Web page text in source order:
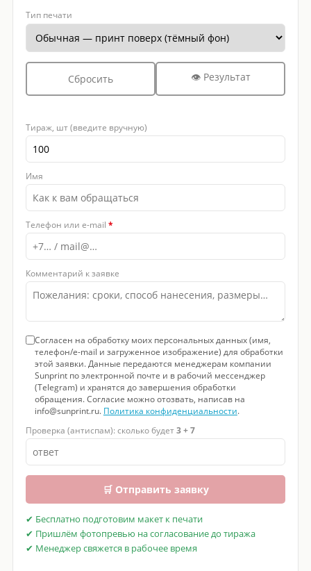
Тип печати
Сбросить 👁 Результат
Тираж, шт (введите вручную)
Имя
Телефон или e-mail *
Комментарий к заявке
Согласен на обработку моих персональных данных (имя,
телефон/e-mail и загруженное изображение) для обработки
этой заявки. Данные передаются менеджерам компании
Sunprint по электронной почте и в рабочий мессенджер
(Telegram) и хранятся до завершения обработки
обращения. Согласие можно отозвать, написав на
info@sunprint.ru. Политика конфиденциальности.
Проверка (антиспам): сколько будет3 + 7
🛒 Отправить заявку
✔ Бесплатно подготовим макет к печати
✔ Пришлём фотопревью на согласование до тиража
✔ Менеджер свяжется в рабочее время